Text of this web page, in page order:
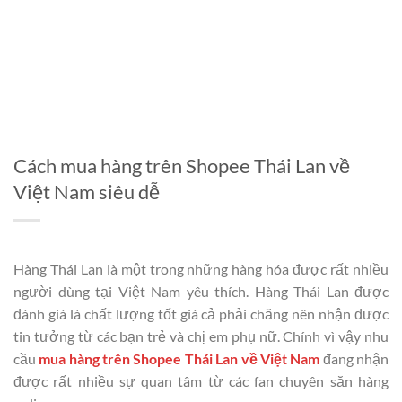
Cách mua hàng trên Shopee Thái Lan về
Việt Nam siêu dễ
Hàng Thái Lan là một trong những hàng hóa được rất nhiều
người dùng tại Việt Nam yêu thích. Hàng Thái Lan được
đánh giá là chất lượng tốt giá cả phải chăng nên nhận được
tin tưởng từ các bạn trẻ và chị em phụ nữ. Chính vì vậy nhu
cầu mua hàng trên Shopee Thái Lan về Việt Nam đang nhận
được rất nhiều sự quan tâm từ các fan chuyên săn hàng